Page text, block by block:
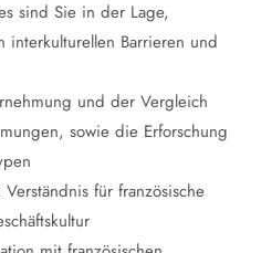
sind Sie in der Lage,
interkulturellen Barrieren und
und der Vergleich
sowie die Erforschung
für französische